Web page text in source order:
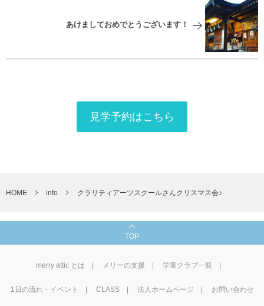
あけましておめでとうございます！
見学予約はこちら
HOME info クラリティアーツスクールさんクリスマス会♪
TOP
merry attic とは メリーの支援 学童クラブ一覧
1⽇の流れ・イベント CLASS 法人ホームページ お問い合わせ